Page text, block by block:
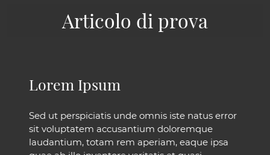
Articolo di prova
Lorem Ipsum
Sed ut perspiciatis unde omnis iste natus error
sit voluptatem accusantium doloremque
laudantium, totam rem aperiam, eaque ipsa